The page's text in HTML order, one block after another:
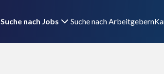
Suche nach Jobs Suche nach Arbeitgebern